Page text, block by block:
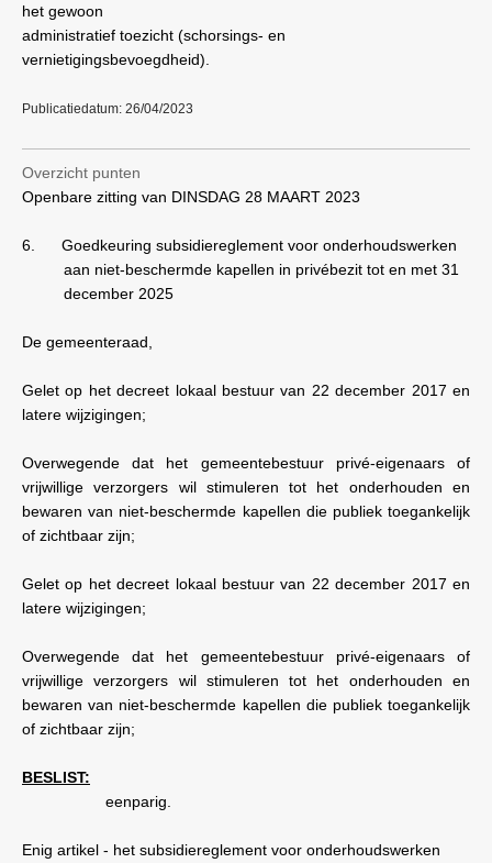
het gewoon
administratief toezicht (schorsings- en
vernietigingsbevoegdheid).
Publicatiedatum: 26/04/2023
Overzicht punten
Openbare zitting van DINSDAG 28 MAART 2023
6.
Goedkeuring subsidiereglement voor onderhoudswerken
aan niet-beschermde kapellen in privébezit tot en met 31
december 2025
De gemeenteraad,
Gelet op het decreet lokaal bestuur van 22 december 2017 en
latere wijzigingen;
Overwegende dat het gemeentebestuur privé-eigenaars of
vrijwillige verzorgers wil stimuleren tot het onderhouden en
bewaren van niet-beschermde kapellen die publiek toegankelijk
of zichtbaar zijn;
Gelet op het decreet lokaal bestuur van 22 december 2017 en
latere wijzigingen;
Overwegende dat het gemeentebestuur privé-eigenaars of
vrijwillige verzorgers wil stimuleren tot het onderhouden en
bewaren van niet-beschermde kapellen die publiek toegankelijk
of zichtbaar zijn;
BESLIST:
eenparig.
Enig artikel - het subsidiereglement voor onderhoudswerken